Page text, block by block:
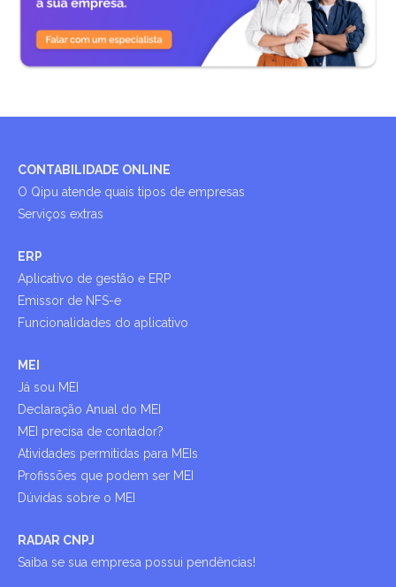
CONTABILIDADE ONLINE
O Qipu atende quais tipos de empresas
Serviços extras
ERP
Aplicativo de gestão e ERP
Emissor de NFS-e
Funcionalidades do aplicativo
MEI
Já sou MEI
Declaração Anual do MEI
MEI precisa de contador?
Atividades permitidas para MEIs
Profissões que podem ser MEI
Dúvidas sobre o MEI
RADAR CNPJ
Saiba se sua empresa possui pendências!